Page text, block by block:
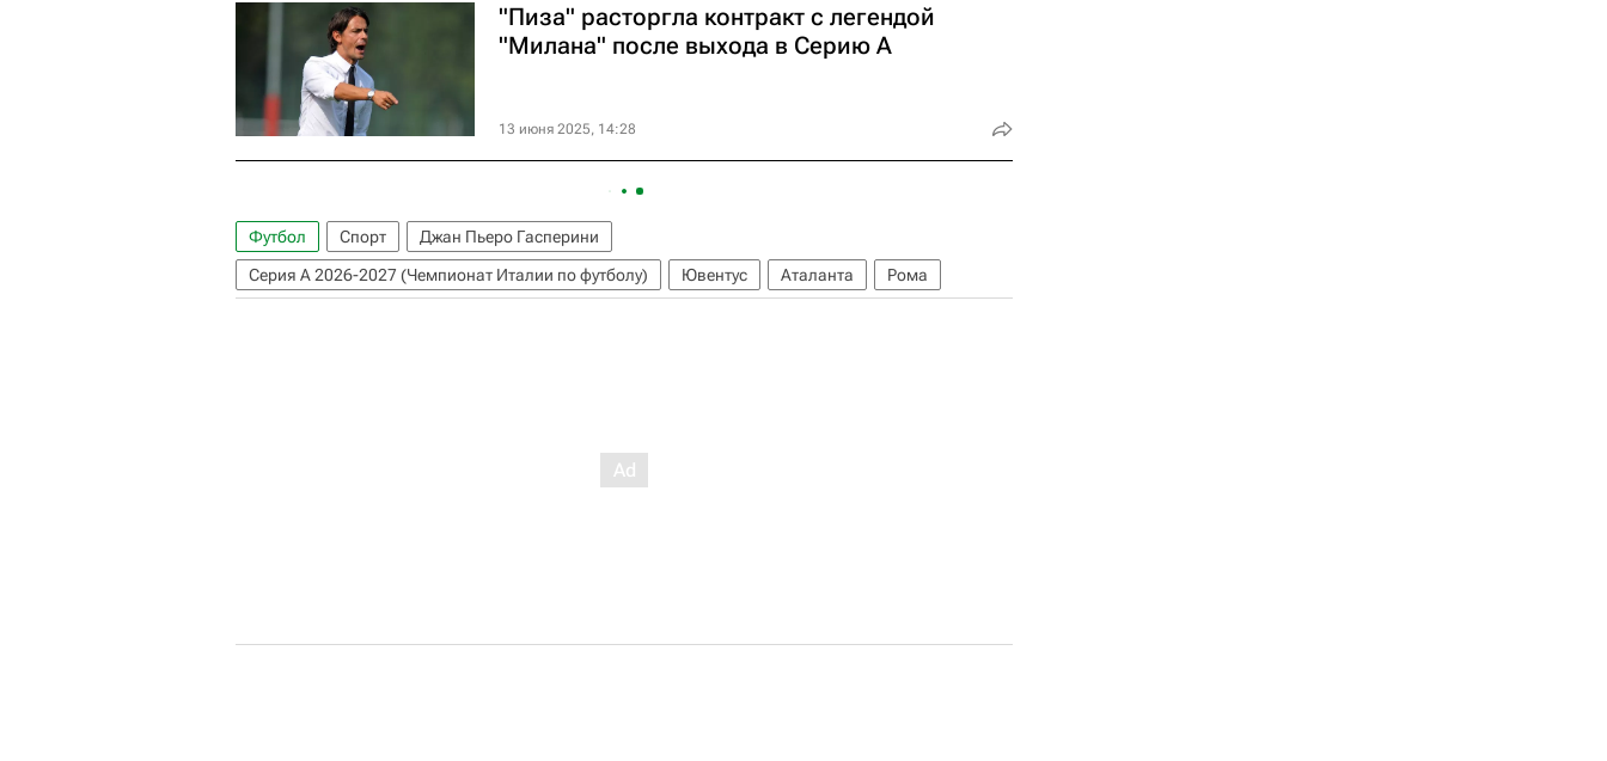
"Пиза" расторгла контракт с легендой
"Милана" после выхода в Серию А
13 июня 2025, 14:28
Футбол Спорт
Джан Пьеро Гасперини
Серия А 2026-2027 (Чемпионат Италии по футболу)
Ювентус Аталанта Рома